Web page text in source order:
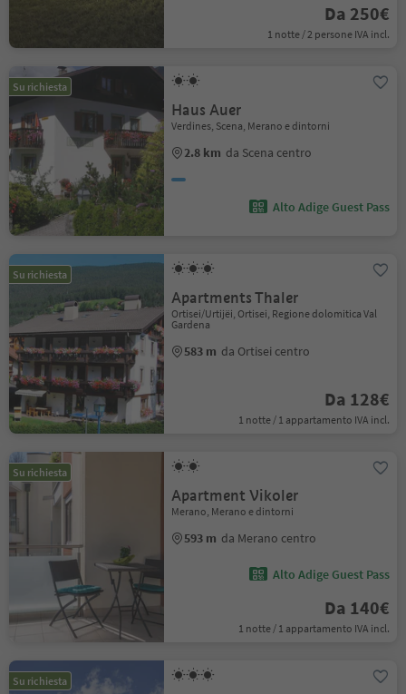
Da 250€
1 notte / 2 persone IVA incl.
Su richiesta
Haus Auer
Verdines, Scena, Merano e dintorni
2.8 km da Scena centro
Alto Adige Guest Pass
Su richiesta
Apartments Thaler
Ortisei/Urtijëi, Ortisei, Regione dolomitica Val
Gardena
583 m da Ortisei centro
Da 128€
1 notte / 1 appartamento IVA incl.
Su richiesta
Apartment Vikoler
Merano, Merano e dintorni
593 m da Merano centro
Alto Adige Guest Pass
Da 140€
1 notte / 1 appartamento IVA incl.
Su richiesta